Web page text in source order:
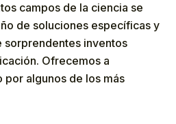
campos de la ciencia se
de soluciones específicas y
sorprendentes inventos
Ofrecemos a
por algunos de los más